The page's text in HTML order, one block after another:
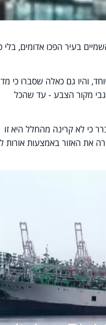
בעיר הפכו אדומים, בלי
והיו גם כאלה שסברו כי
מקור הצבע - עד שהכל
כי לא קרינה מהחלל היא זו
את האזור באמצעות אורות